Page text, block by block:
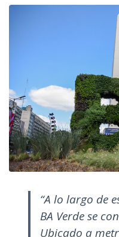
“A lo largo de
BA Verde se
Ubicado a